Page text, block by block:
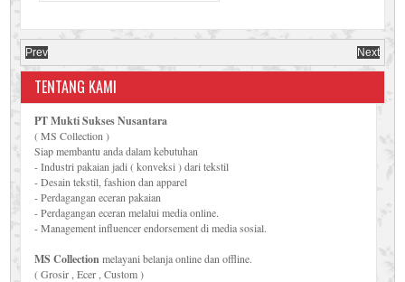
Prev Next
TENTANG KAMI
PT Mukti Sukses Nusantara
( MS Collection )
Siap membantu anda dalam kebutuhan
- Industri pakaian jadi ( konveksi ) dari tekstil
- Desain tekstil, fashion dan apparel
- Perdagangan eceran pakaian
- Perdagangan eceran melalui media online.
- Management influencer endorsement di media sosial.
MS Collectionmelayani belanja online dan offline.
( Grosir , Ecer , Custom )